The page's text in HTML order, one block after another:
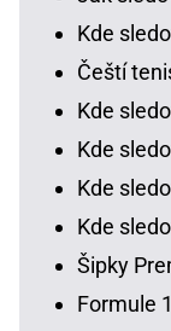
Kde
Čeští
Kde
Kde
Kde
Kde
Šipky
Formule